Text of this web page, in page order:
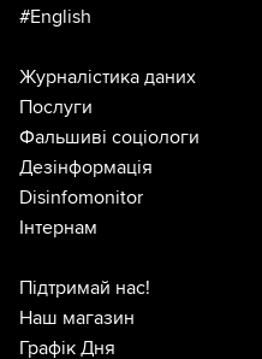
#English
Журналістика даних
Послуги
Фальшиві соціологи
Дезінформація
Disinfomonitor
Інтернам
Підтримай нас!
Наш магазин
Графік Дня